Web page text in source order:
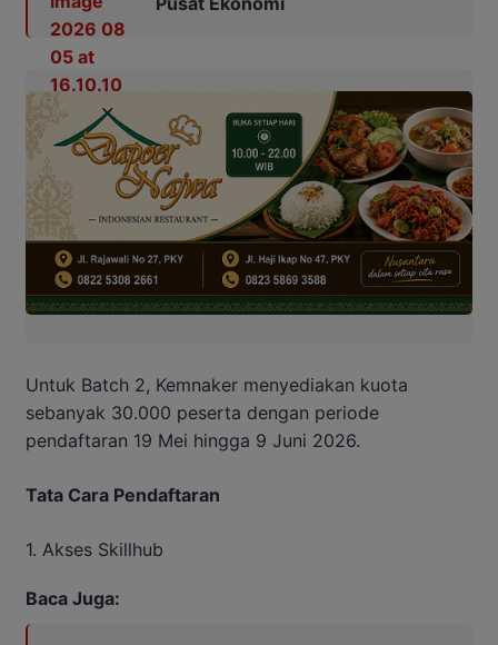
Untuk Batch 2, Kemnaker menyediakan kuota
sebanyak 30.000 peserta dengan periode
pendaftaran 19 Mei hingga 9 Juni 2026.
Tata Cara Pendaftaran
1. Akses Skillhub
Baca Juga: